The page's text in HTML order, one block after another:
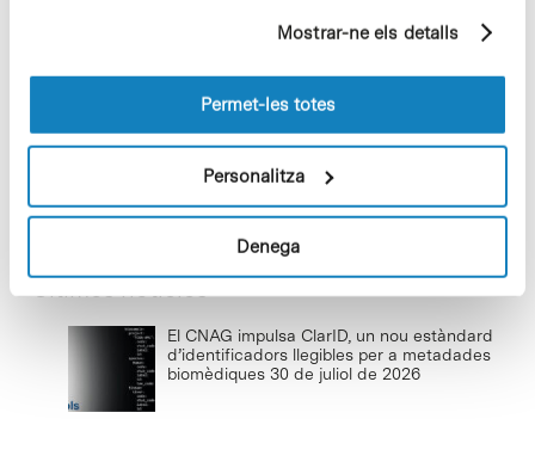
pàgines visitades). Per a obtenir més informació sobre
les cookies pot consultar laPolítica de cookiesdel
Mostrar-ne els detalls
Permet-les totes
Personalitza
Denega
Baixar el ritme per reconnectar i
22 de juliol de 2026
El CNAG impulsa ClarID, un nou estàndard
d’identificadors llegibles per a metadades
biomèdiques 30 de juliol de 2026